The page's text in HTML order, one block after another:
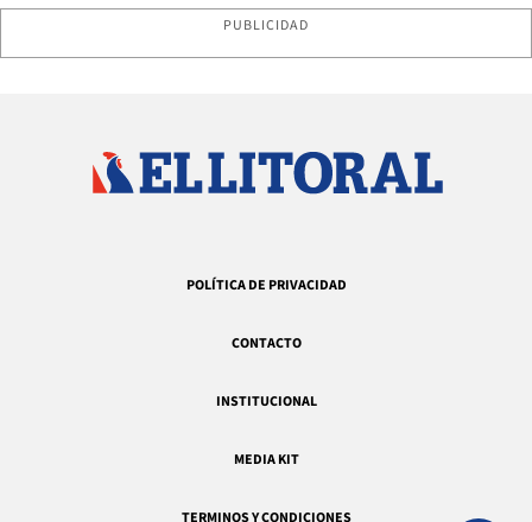
PUBLICIDAD
POLÍTICA DE PRIVACIDAD
CONTACTO
INSTITUCIONAL
MEDIA KIT